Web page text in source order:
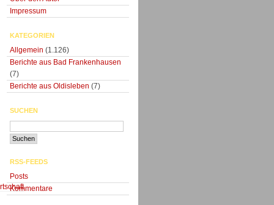
Impressum
KATEGORIEN
Allgemein (1.126)
Berichte aus Bad Frankenhausen
(7)
Berichte aus Oldisleben (7)
SUCHEN
RSS-FEEDS
Posts
Kommentare